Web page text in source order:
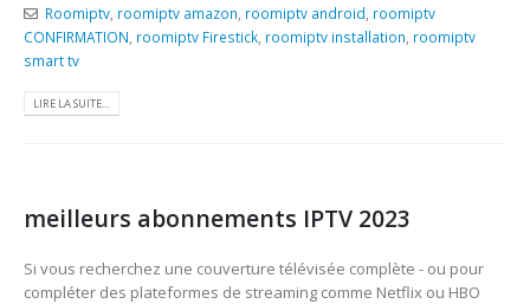
Roomiptv, roomiptv amazon roomiptv android roomiptv
CONFIRMATION roomiptv Firestick roomiptv installation roomiptv
smart tv
LIRE LA SUITE...
meilleurs abonnements IPTV 2023
Si vous recherchez une couverture télévisée complète - ou pour
compléter des plateformes de streaming comme Netflix ou HBO